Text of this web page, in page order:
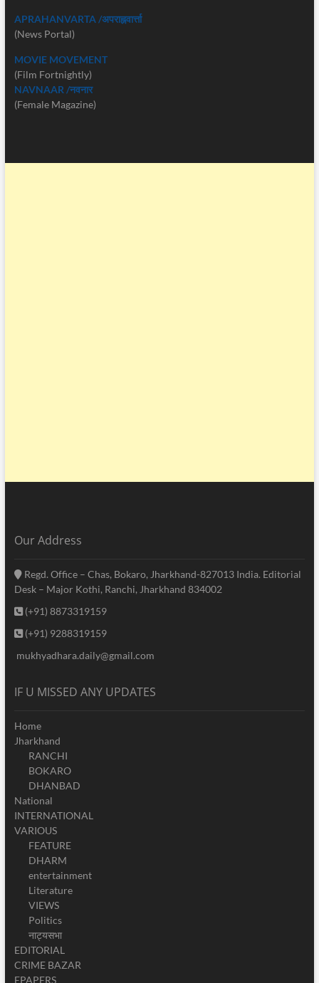
APRAHANVARTA /अपराह्नवार्त्ता
(News Portal)
MOVIE MOVEMENT
(Film Fortnightly)
NAVNAAR /नवनार
(Female Magazine)
Our Address
Regd. Office – Chas, Bokaro, Jharkhand-827013 India. Editorial
Desk – Major Kothi, Ranchi, Jharkhand 834002
(+91) 8873319159
(+91) 9288319159
mukhyadhara.daily@gmail.com
IF U MISSED ANY UPDATES
Home
Jharkhand
RANCHI
BOKARO
DHANBAD
National
INTERNATIONAL
VARIOUS
FEATURE
DHARM
entertainment
Literature
VIEWS
Politics
नाट्यसभा
EDITORIAL
CRIME BAZAR
EPAPERS